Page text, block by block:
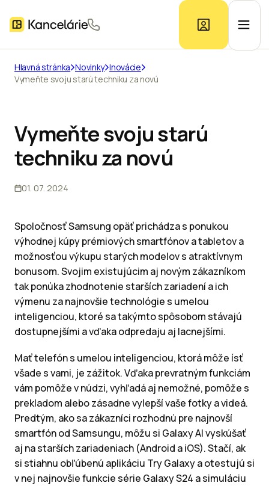
Ponuka kancelárií
Prieskum trhu
Kontakt
Hlavná stránka Novinky Inovácie
Vymeňte svoju starú techniku za novú
Vymeňte svoju starú
techniku za novú
01. 07. 2024
Spoločnosť Samsung opäť prichádza s ponukou
výhodnej kúpy prémiových smartfónov a tabletov a
možnosťou výkupu starých modelov s atraktívnym
bonusom. Svojim existujúcim aj novým zákazníkom
tak ponúka zhodnotenie starších zariadení a ich
výmenu za najnovšie technológie s umelou
inteligenciou, ktoré sa takýmto spôsobom stávajú
dostupnejšími a vďaka odpredaju aj lacnejšími.
Mať telefón s umelou inteligenciou, ktorá môže ísť
všade s vami, je zážitok. Vďaka prevratným funkciám
vám pomôže v núdzi, vyhľadá aj nemožné, pomôže s
prekladom alebo zásadne vylepší vaše fotky a videá.
Predtým, ako sa zákazníci rozhodnú pre najnovší
smartfón od Samsungu, môžu si Galaxy AI vyskúšať
aj na starších zariadeniach (Android a iOS). Stačí, ak
si stiahnu obľúbenú aplikáciu Try Galaxy a otestujú si
v nej najnovšie funkcie série Galaxy S24 a simuláciu